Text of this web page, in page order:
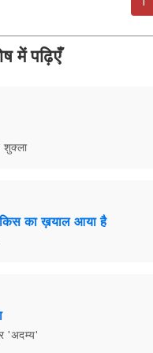
में पढ़िएँ
शुक्ला
का ख़याल आया है
'अदम्य'